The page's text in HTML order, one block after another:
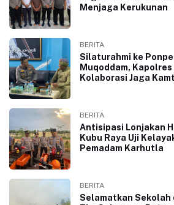
Menjaga Kerukunan
BERITA
Silaturahmi ke
Muqoddam,
Kolaborasi Jaga
BERITA
Antisipasi Lonjakan
Kubu Raya Uji
Pemadam Karhutla
BERITA
Selamatkan Sekolah